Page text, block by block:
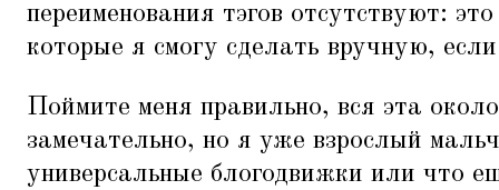
переименования тэгов отсутствуют:
которые я смогу сделать вручную,
Поймите меня правильно, вся эта
замечательно, но я уже взрослый
универсальные блогодвижки или что